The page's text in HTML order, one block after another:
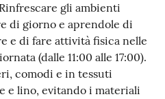
Rinfrescare gli ambienti
di giorno e aprendole di
e di fare attività fisica nelle
(dalle 11:00 alle 17:00).
comodi e in tessuti
e lino, evitando i materiali